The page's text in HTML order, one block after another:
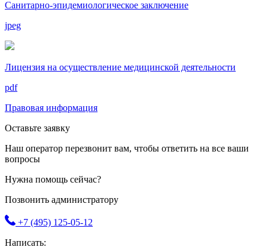
Санитарно-эпидемиологическое заключение
jpeg
Лицензия на осуществление медицинской деятельности
pdf
Правовая информация
Оставьте заявку
Наш оператор перезвонит вам, чтобы ответить на все ваши
вопросы
Нужна помощь сейчас?
Позвонить администратору
+7 (495) 125-05-12
Написать: